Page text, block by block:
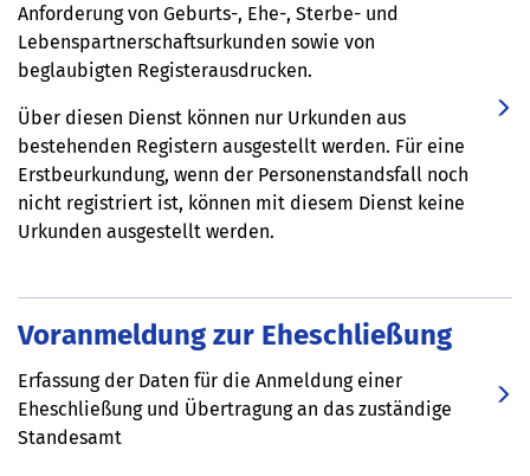
Anforderung von Geburts-, Ehe-, Sterbe- und
Lebenspartnerschaftsurkunden sowie von
beglaubigten Registerausdrucken.
Über diesen Dienst können nur Urkunden aus
bestehenden Registern ausgestellt werden. Für eine
Erstbeurkundung, wenn der Personenstandsfall noch
nicht registriert ist, können mit diesem Dienst keine
Urkunden ausgestellt werden.
Voranmeldung zur Eheschließung
Erfassung der Daten für die Anmeldung einer
Eheschließung und Übertragung an das zuständige
Standesamt